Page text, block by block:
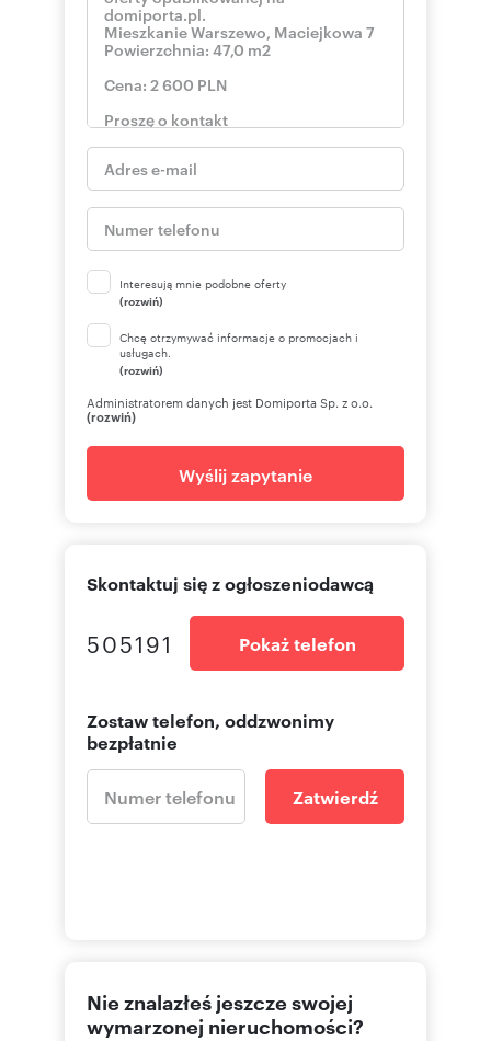
Interesują mnie podobne oferty
(rozwiń)
Chcę otrzymywać informacje o promocjach i
usługach.
(rozwiń)
Administratorem danych jest Domiporta Sp. z o.o.
(rozwiń)
Wyślij zapytanie
Skontaktuj się z ogłoszeniodawcą
505191 Pokaż telefon
Zostaw telefon, oddzwonimy
bezpłatnie
Zatwierdź
Nie znalazłeś jeszcze swojej
wymarzonej nieruchomości?